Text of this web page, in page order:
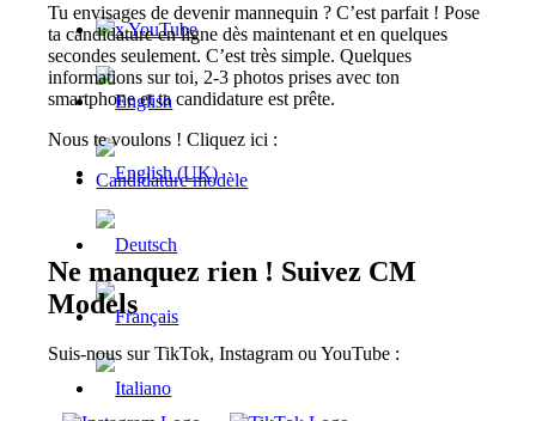
x YouTube
Tu envisages de devenir mannequin ? C’est parfait ! Pose
ta candidature en ligne dès maintenant et en quelques
secondes seulement. C’est très simple. Quelques
informations sur toi, 2-3 photos prises avec ton
smartphone et ta candidature est prête.
Nous te voulons ! Cliquez ici :
Candidature modèle
Ne manquez rien ! Suivez CM
Models
Suis-nous sur TikTok, Instagram ou YouTube :